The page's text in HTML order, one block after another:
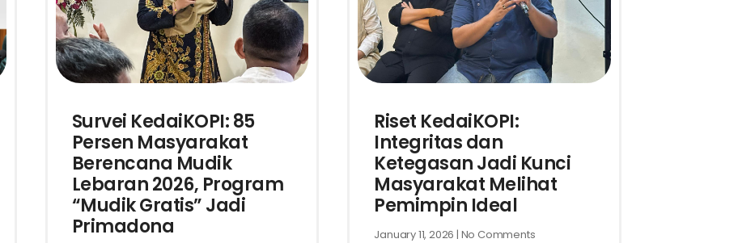
Survei KedaiKOPI: 85
Persen Masyarakat
Berencana Mudik
Lebaran 2026, Program
“Mudik Gratis” Jadi
Primadona
Riset KedaiKOPI:
Integritas dan
Ketegasan Jadi Kunci
Masyarakat Melihat
Pemimpin Ideal
January 11, 2026 No Comments